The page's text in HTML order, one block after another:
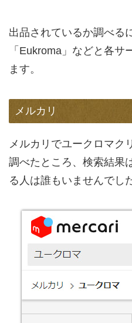
出品されているか調べる
「Eukroma」などと各サ
ます。
メルカリ
メルカリでユークロマク
調べたところ、検索結果
る人は誰もいませんでし